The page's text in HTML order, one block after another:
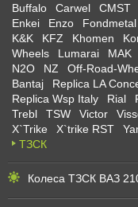
Buffalo
Carwel CMST
Enkei
Enzo Fondmetal
K&K
KFZ Khomen
Wheels
Lumarai MAK
N2O
NZ Off-Road-
Bantaj
Replica LA
Replica Wsp Italy
Rial
Trebl
TSW Victor
X`Trike
X`trike RST
ТЗСК
Колеса ТЗСК ВАЗ